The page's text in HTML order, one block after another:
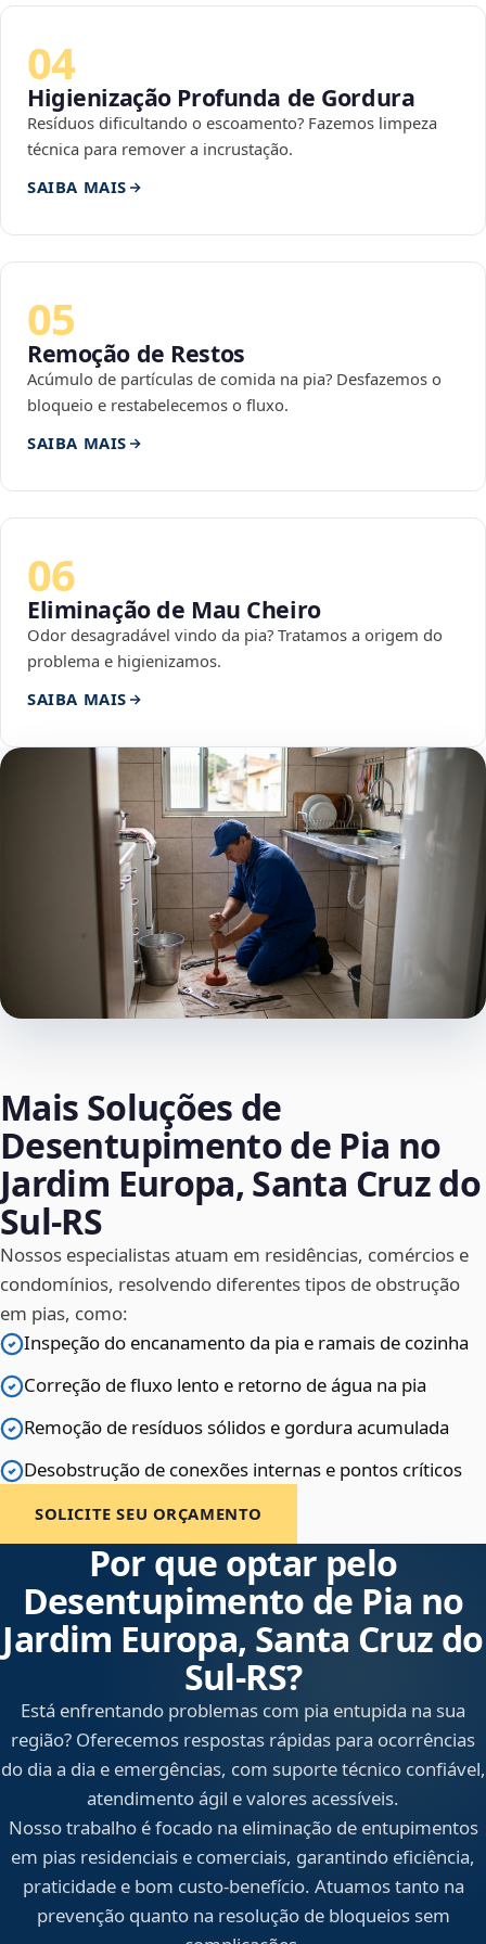
04
Higienização Profunda de Gordura
Resíduos dificultando o escoamento? Fazemos limpeza
técnica para remover a incrustação.
SAIBA MAIS
05
Remoção de Restos
Acúmulo de partículas de comida na pia? Desfazemos o
bloqueio e restabelecemos o fluxo.
SAIBA MAIS
06
Eliminação de Mau Cheiro
Odor desagradável vindo da pia? Tratamos a origem do
problema e higienizamos.
SAIBA MAIS
Mais Soluções de
Desentupimento de Pia no
Jardim Europa, Santa Cruz do
Sul‑RS
Nossos especialistas atuam em residências, comércios e
condomínios, resolvendo diferentes tipos de obstrução
em pias, como:
Inspeção do encanamento da pia e ramais de cozinha
Correção de fluxo lento e retorno de água na pia
Remoção de resíduos sólidos e gordura acumulada
Desobstrução de conexões internas e pontos críticos
SOLICITE SEU ORÇAMENTO
Por que optar pelo
Desentupimento de Pia no
Jardim Europa, Santa Cruz do
Sul‑RS?
Está enfrentando problemas com pia entupida na sua
região? Oferecemos respostas rápidas para ocorrências
do dia a dia e emergências, com suporte técnico confiável,
atendimento ágil e valores acessíveis.
Nosso trabalho é focado na eliminação de entupimentos
em pias residenciais e comerciais, garantindo eficiência,
praticidade e bom custo-benefício. Atuamos tanto na
prevenção quanto na resolução de bloqueios sem